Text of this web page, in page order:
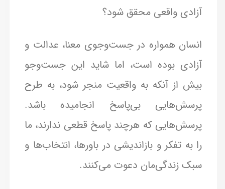
آزادی واقعی محقق شود؟
انسان همواره در جست‌وجوی معنا، عدالت و
آزادی بوده است، اما شاید این جست‌وجو
بیش از آنکه به واقعیت منجر شود، به طرح
پرسش‌هایی بی‌پاسخ انجامیده باشد.
پرسش‌هایی که هرچند پاسخ قطعی ندارند، ما
را به تفکر و بازاندیشی در باورها، انتخاب‌ها و
سبک زندگی‌مان دعوت می‌کنند.